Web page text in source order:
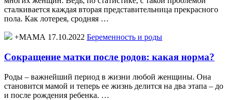
сталкивается каждая вторая представительница прекрасного
пола. Как лотерея, сродняя …
+МАМА 17.10.2022 Беременность и роды
Сокращение матки после родов: какая норма?
Роды – важнейший период в жизни любой женщины. Она
становится мамой и теперь ее жизнь делится на два этапа – до
и после рождения ребенка. …